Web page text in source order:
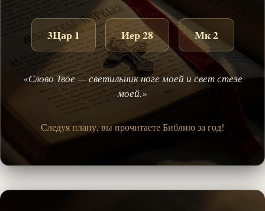
3Цар 1 Иер 28 Мк 2
«Слово Твое — светильник ноге моей и свет стезе
моей.»
Следуя плану, вы прочитаете Библию за год!